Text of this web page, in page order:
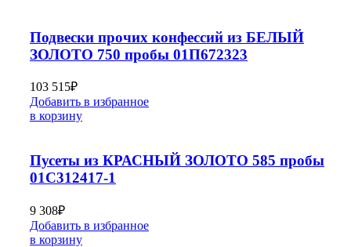
Подвески прочих конфессий из БЕЛЫЙ
ЗОЛОТО 750 пробы 01П672323
103 515₽
Добавить в избранное
в корзину
Пусеты из КРАСНЫЙ ЗОЛОТО 585 пробы
01С312417-1
9 308₽
Добавить в избранное
в корзину